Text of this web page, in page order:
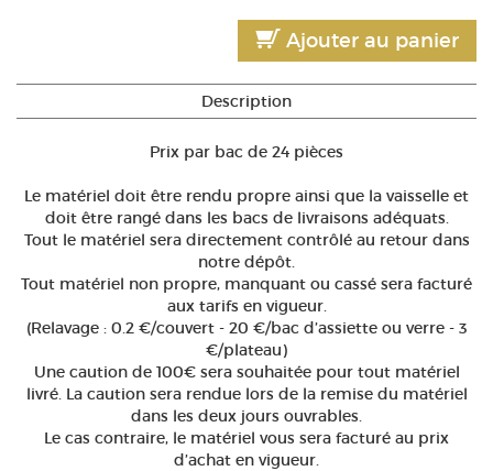
Ajouter au panier
Description
Prix par bac de 24 pièces
Le matériel doit être rendu propre ainsi que la vaisselle et
doit être rangé dans les bacs de livraisons adéquats.
Tout le matériel sera directement contrôlé au retour dans
notre dépôt.
Tout matériel non propre, manquant ou cassé sera facturé
aux tarifs en vigueur.
(Relavage : 0.2 €/couvert - 20 €/bac d’assiette ou verre - 3
€/plateau)
Une caution de 100€ sera souhaitée pour tout matériel
livré. La caution sera rendue lors de la remise du matériel
dans les deux jours ouvrables.
Le cas contraire, le matériel vous sera facturé au prix
d’achat en vigueur.